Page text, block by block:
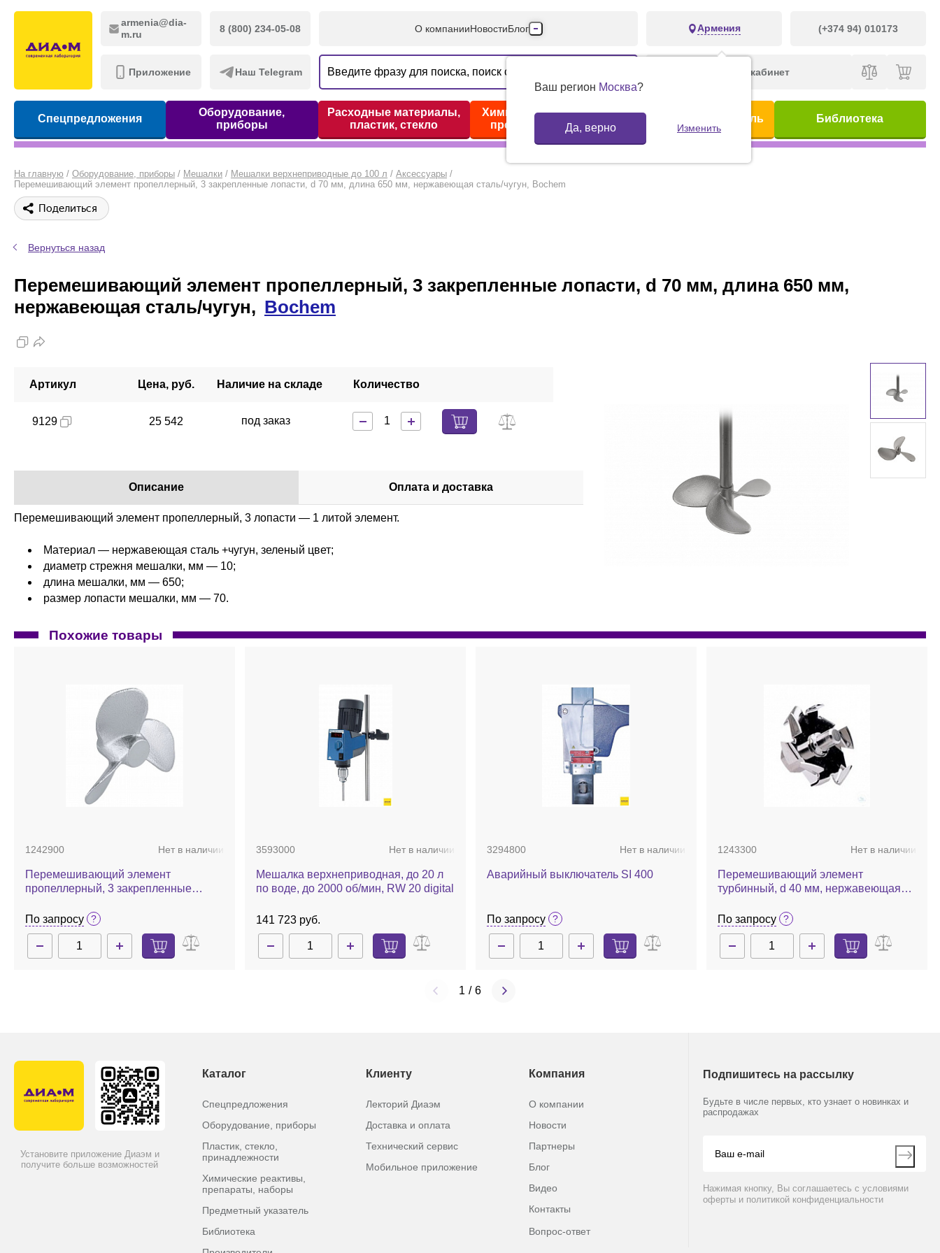
armenia@dia-
m.ru
8 (800) 234-05-08
Приложение Наш Telegram
О компанииНовостиБлог
Производители
Партнеры
Контакты
Армения (+374 94) 010173
Ваш регион Москва?
Да, верно Изменить
Личный кабинет
Спецпредложения
Оборудование,
приборы
Расходные материалы,
пластик, стекло
Химические реактивы,
препараты, наборы
Предметный указатель Библиотека
На главную / Оборудование, приборы / Мешалки / Мешалки верхнеприводные до 100 л / Аксессуары /
Перемешивающий элемент пропеллерный, 3 закрепленные лопасти, d 70 мм, длина 650 мм, нержавеющая сталь/чугун, Bochem
Поделиться
Вернуться назад
Перемешивающий элемент пропеллерный, 3 закрепленные лопасти, d 70 мм, длина 650 мм,
нержавеющая сталь/чугун, Bochem
Артикул Цена, руб. Наличие на складе Количество
9129 25 542 под заказ
Описание Оплата и доставка
Перемешивающий элемент пропеллерный, 3 лопасти — 1 литой элемент.
Материал — нержавеющая сталь +чугун, зеленый цвет;
диаметр стрежня мешалки, мм — 10;
длина мешалки, мм — 650;
размер лопасти мешалки, мм — 70.
Похожие товары
1242900 Нет в наличии
Перемешивающий элемент
пропеллерный, 3 закрепленные
сталь, R 1401
По запросу
3593000 Нет в наличии
Мешалка верхнеприводная, до 20 л
по воде, до 2000 об/мин, RW 20 digital
141 723 руб.
3294800 Нет в наличии
Аварийный выключатель SI 400
По запросу
1243300 Нет в наличии
Перемешивающий элемент
турбинный, d 40 мм, нержавеющая
По запросу
1 / 6
Установите приложение Диаэм и
получите больше возможностей
Каталог
Спецпредложения
Оборудование, приборы
Пластик, стекло,
принадлежности
Химические реактивы,
препараты, наборы
Предметный указатель
Библиотека
Клиенту
Лекторий Диаэм
Доставка и оплата
Технический сервис
Мобильное приложение
Компания
О компании
Новости
Партнеры
Блог
Видео
Контакты
Вопрос-ответ
Подпишитесь на рассылку
Будьте в числе первых, кто узнает о новинках и
распродажах
Нажимая кнопку, Вы соглашаетесь с условиями
оферты и политикой конфиденциальности